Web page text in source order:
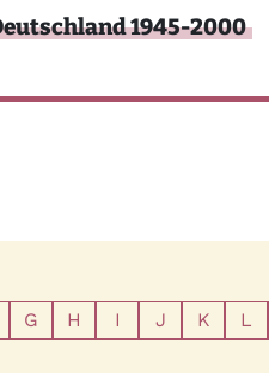
1945-2000
G H I J K L